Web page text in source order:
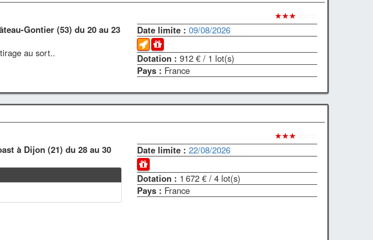
★★★
Gontier (53) du 20 au 23
au sort..
Date limite :09/08/2026
Dotation :912 € / 1 lot(s)
Pays : France
★★★
à Dijon (21) du 28 au 30
Date limite :22/08/2026
Dotation : 1 672 € / 4 lot(s)
Pays : France